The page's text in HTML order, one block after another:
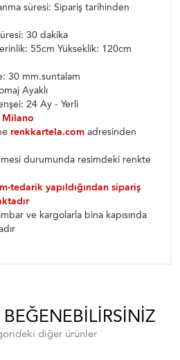
süresi: Sipariş tarihinden
30 dakika
55cm Yükseklik: 120cm
30 mm.suntalam
Ayaklı
24 Ay - Yerli
Milano
renkkartela.com adresinden
durumunda resimdeki renkte
tedarik yapıldığından sipariş
ve kargolarla bina kapısında
diğer ürünler